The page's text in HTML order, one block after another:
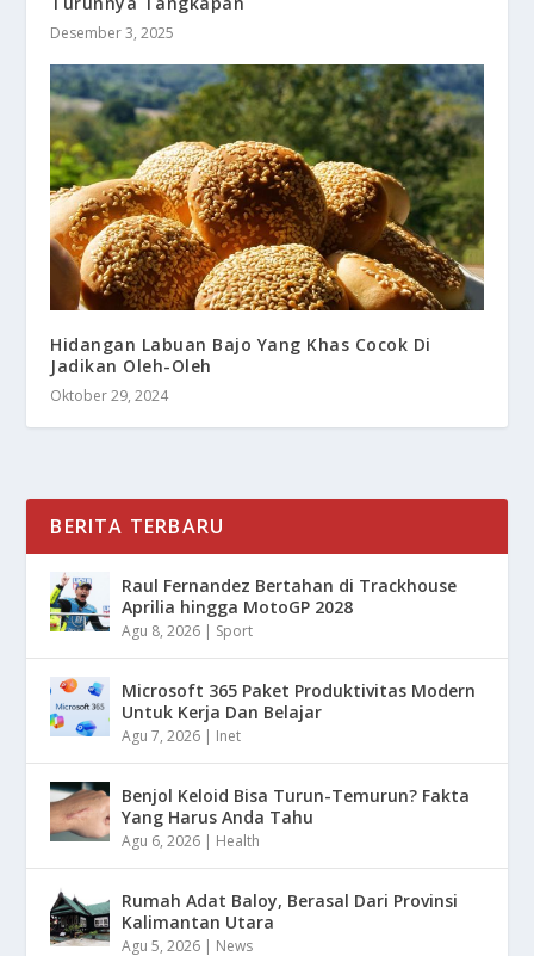
Desember 3, 2025
Hidangan Labuan Bajo Yang Khas Cocok Di
Jadikan Oleh-Oleh
Oktober 29, 2024
BERITA TERBARU
Raul Fernandez Bertahan di Trackhouse
Aprilia hingga MotoGP 2028
Agu 8, 2026 | Sport
Microsoft 365 Paket Produktivitas Modern
Untuk Kerja Dan Belajar
Agu 7, 2026 | Inet
Benjol Keloid Bisa Turun-Temurun? Fakta
Yang Harus Anda Tahu
Agu 6, 2026 | Health
Rumah Adat Baloy, Berasal Dari Provinsi
Kalimantan Utara
Agu 5, 2026 | News